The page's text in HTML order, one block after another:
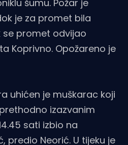
šumu. Požar je
je za promet bila
se promet odvijao
Koprivno. Opožareno je
uhićen je muškarac koji
izazvanim
sati izbio na
predio Neorić. U tijeku je